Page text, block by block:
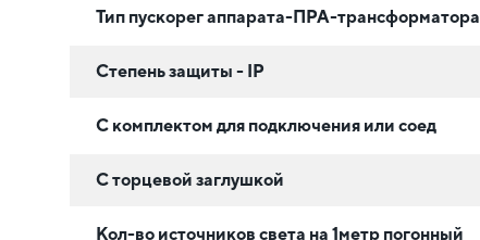
Тип пускорег аппарата-ПРА-трансформатора
Степень защиты - IP
С комплектом для подключения или соед
С торцевой заглушкой
Кол-во источников света на 1метр погонный